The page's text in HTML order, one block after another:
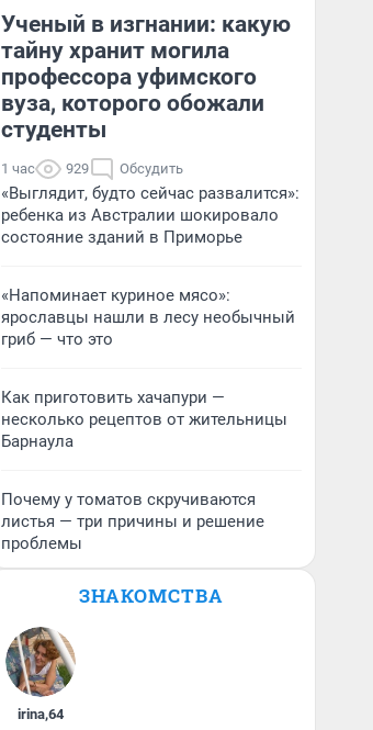
Ученый в изгнании: какую
тайну хранит могила
профессора уфимского
вуза, которого обожали
студенты
1 час 929 Обсудить
«Выглядит, будто сейчас развалится»:
ребенка из Австралии шокировало
состояние зданий в Приморье
«Напоминает куриное мясо»:
ярославцы нашли в лесу необычный
гриб — что это
Как приготовить хачапури —
несколько рецептов от жительницы
Барнаула
Почему у томатов скручиваются
листья — три причины и решение
проблемы
ЗНАКОМСТВА
irina,64